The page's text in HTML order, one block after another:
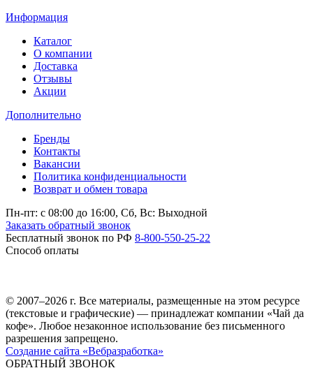
Информация
Каталог
О компании
Доставка
Отзывы
Акции
Дополнительно
Бренды
Контакты
Вакансии
Политика конфиденциальности
Возврат и обмен товара
Пн-пт: c 08:00 до 16:00, Сб, Вс: Выходной
Заказать обратный звонок
Бесплатный звонок по РФ 8-800-550-25-22
Способ оплаты
© 2007–2026 г. Все материалы, размещенные на этом ресурсе
(текстовые и графические) — принадлежат компании «Чай да
кофе». Любое незаконное использование без письменного
разрешения запрещено.
Создание сайта «Вебразработка»
ОБРАТНЫЙ ЗВОНОК